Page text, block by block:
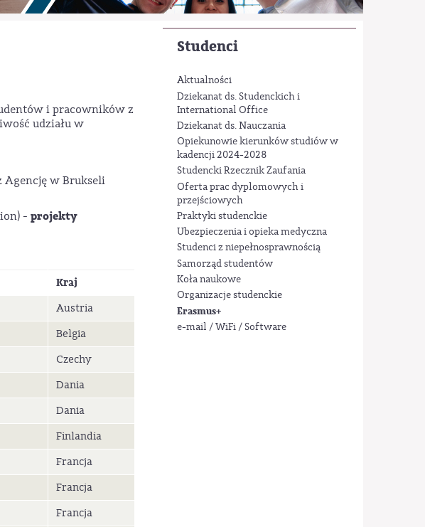
Studenci
Aktualności
Dziekanat ds. Studenckich i
International Office
Dziekanat ds. Nauczania
Opiekunowie kierunków studiów w
kadencji 2024-2028
Studencki Rzecznik Zaufania
Oferta prac dyplomowych i
przejściowych
Praktyki studenckie
Ubezpieczenia i opieka medyczna
Studenci z niepełnosprawnością
Samorząd studentów
Koła naukowe
Organizacje studenckie
Erasmus+
e-mail / WiFi / Software
i pracowników z
udziału w
Agencję w Brukseli
- projekty
Kraj
Austria
Belgia
Czechy
Dania
Dania
Finlandia
Francja
Francja
Francja